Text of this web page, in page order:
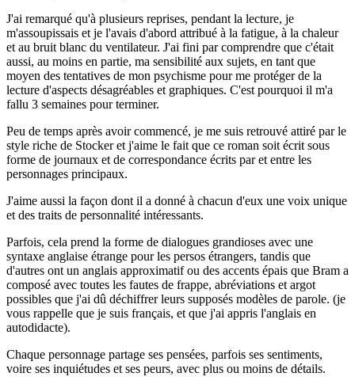
J'ai remarqué qu'à plusieurs reprises, pendant la lecture, je
m'assoupissais et je l'avais d'abord attribué à la fatigue, à la chaleur
et au bruit blanc du ventilateur. J'ai fini par comprendre que c'était
aussi, au moins en partie, ma sensibilité aux sujets, en tant que
moyen des tentatives de mon psychisme pour me protéger de la
lecture d'aspects désagréables et graphiques. C'est pourquoi il m'a
fallu 3 semaines pour terminer.
Peu de temps après avoir commencé, je me suis retrouvé attiré par le
style riche de Stocker et j'aime le fait que ce roman soit écrit sous
forme de journaux et de correspondance écrits par et entre les
personnages principaux.
J'aime aussi la façon dont il a donné à chacun d'eux une voix unique
et des traits de personnalité intéressants.
Parfois, cela prend la forme de dialogues grandioses avec une
syntaxe anglaise étrange pour les persos étrangers, tandis que
d'autres ont un anglais approximatif ou des accents épais que Bram a
composé avec toutes les fautes de frappe, abréviations et argot
possibles que j'ai dû déchiffrer leurs supposés modèles de parole. (je
vous rappelle que je suis français, et que j'ai appris l'anglais en
autodidacte).
Chaque personnage partage ses pensées, parfois ses sentiments,
voire ses inquiétudes et ses peurs, avec plus ou moins de détails.